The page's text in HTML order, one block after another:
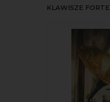
KLAWISZE